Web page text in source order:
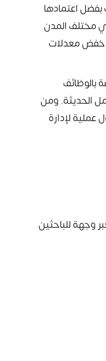
بفضل اعتمادها
مختلف المدن
خفض معدلات
بالوظائف
الحديثة. ومن
لإدارة
وجهة للباحثين